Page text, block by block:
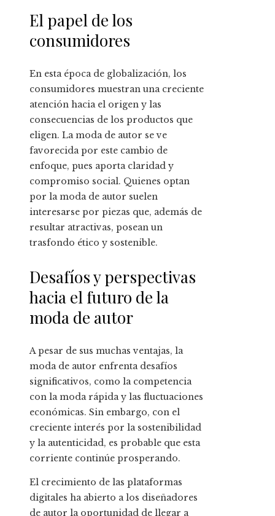
El papel de los
consumidores
En esta época de globalización, los
consumidores muestran una creciente
atención hacia el origen y las
consecuencias de los productos que
eligen. La moda de autor se ve
favorecida por este cambio de
enfoque, pues aporta claridad y
compromiso social. Quienes optan
por la moda de autor suelen
interesarse por piezas que, además de
resultar atractivas, posean un
trasfondo ético y sostenible.
Desafíos y perspectivas
hacia el futuro de la
moda de autor
A pesar de sus muchas ventajas, la
moda de autor enfrenta desafíos
significativos, como la competencia
con la moda rápida y las fluctuaciones
económicas. Sin embargo, con el
creciente interés por la sostenibilidad
y la autenticidad, es probable que esta
corriente continúe prosperando.
El crecimiento de las plataformas
digitales ha abierto a los diseñadores
de autor la oportunidad de llegar a